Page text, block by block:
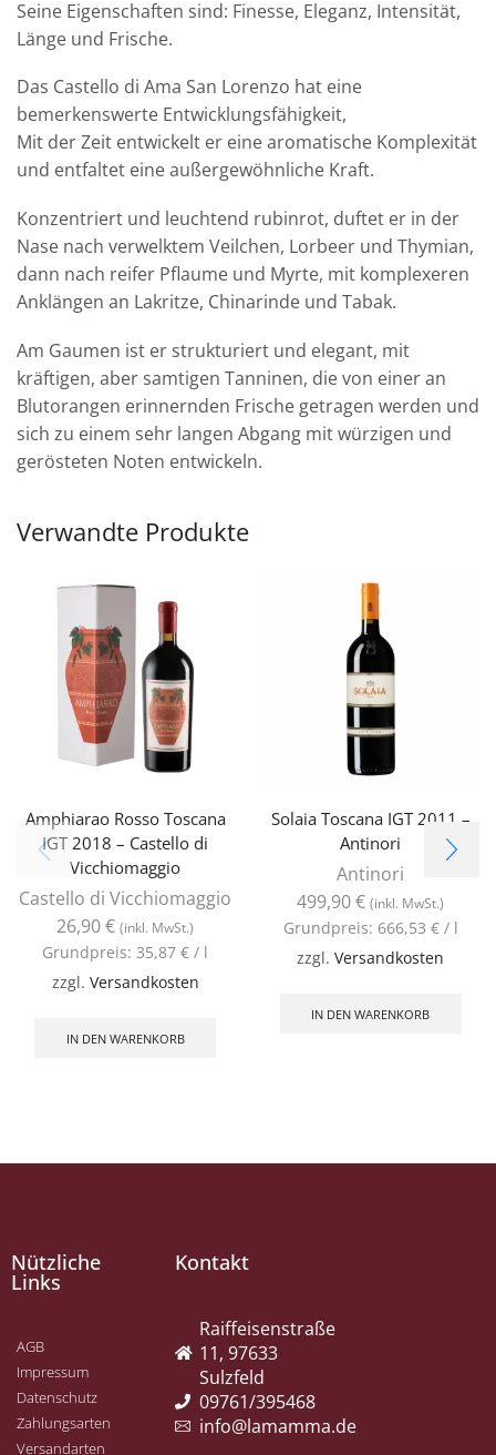
Seine Eigenschaften sind: Finesse, Eleganz, Intensität,
Länge und Frische.
Das Castello di Ama San Lorenzo hat eine
bemerkenswerte Entwicklungsfähigkeit,
Mit der Zeit entwickelt er eine aromatische Komplexität
und entfaltet eine außergewöhnliche Kraft.
Konzentriert und leuchtend rubinrot, duftet er in der
Nase nach verwelktem Veilchen, Lorbeer und Thymian,
dann nach reifer Pflaume und Myrte, mit komplexeren
Anklängen an Lakritze, Chinarinde und Tabak.
Am Gaumen ist er strukturiert und elegant, mit
kräftigen, aber samtigen Tanninen, die von einer an
Blutorangen erinnernden Frische getragen werden und
sich zu einem sehr langen Abgang mit würzigen und
gerösteten Noten entwickeln.
Verwandte Produkte
Amphiarao Rosso Toscana
IGT 2018 – Castello di
Vicchiomaggio
Castello di Vicchiomaggio
26,90€ (inkl. MwSt.)
Grundpreis:35,87€ / l
zzgl. Versandkosten
IN DEN WARENKORB
Solaia Toscana IGT 2011 –
Antinori
Antinori
499,90€ (inkl. MwSt.)
Grundpreis: 666,53 €/ l
zzgl.Versandkosten
IN DEN WARENKORB
Kontakt
Raiffeisenstraße
11, 97633
Sulzfeld
09761/395468
info@lamamma.de
Nützliche
Links
AGB
Impressum
Datenschutz
Zahlungsarten
Versandarten